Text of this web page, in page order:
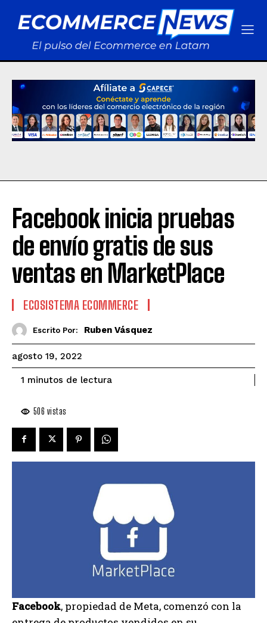
Facebook inicia pruebas
de envío gratis de sus
ventas en MarketPlace
ECOSISTEMA ECOMMERCE
Escrito Por: Ruben Vásquez
agosto 19, 2022
1 minutos de lectura
506 vistas
Facebook, propiedad de Meta, comenzó con la